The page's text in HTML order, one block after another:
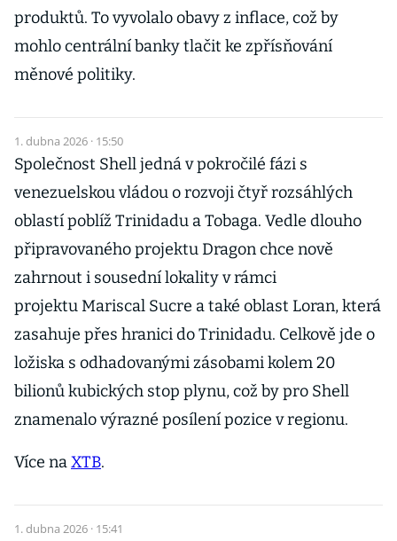
produktů. To vyvolalo obavy z inflace, což by
mohlo centrální banky tlačit ke zpřísňování
měnové politiky.
1. dubna 2026 · 15:50
Společnost Shell jedná v pokročilé fázi s
venezuelskou vládou o rozvoji čtyř rozsáhlých
oblastí poblíž Trinidadu a Tobaga. Vedle dlouho
připravovaného projektu Dragon chce nově
zahrnout i sousední lokality v rámci
projektu Mariscal Sucre a také oblast Loran, která
zasahuje přes hranici do Trinidadu. Celkově jde o
ložiska s odhadovanými zásobami kolem 20
bilionů kubických stop plynu, což by pro Shell
znamenalo výrazné posílení pozice v regionu.
Více naXTB.
1. dubna 2026 · 15:41